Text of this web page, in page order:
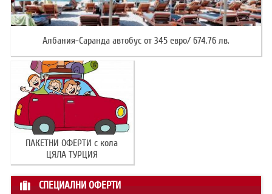
Албания-Саранда автобус от 345 евро/ 674.76 лв.
ПАКЕТНИ ОФЕРТИ с кола
ЦЯЛА ТУРЦИЯ
СПЕЦИАЛНИ ОФЕРТИ